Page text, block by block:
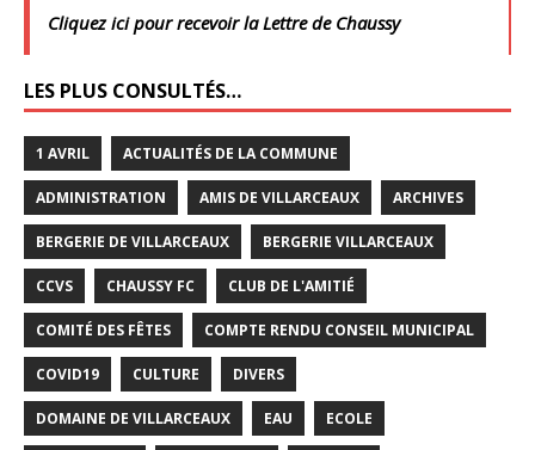
Cliquez ici pour recevoir la Lettre de Chaussy
LES PLUS CONSULTÉS…
1 AVRIL ACTUALITÉS DE LA COMMUNE
ADMINISTRATION AMIS DE VILLARCEAUX ARCHIVES
BERGERIE DE VILLARCEAUX BERGERIE VILLARCEAUX
CCVS CHAUSSY FC CLUB DE L'AMITIÉ
COMITÉ DES FÊTES COMPTE RENDU CONSEIL MUNICIPAL
COVID19 CULTURE DIVERS
DOMAINE DE VILLARCEAUX EAU ECOLE